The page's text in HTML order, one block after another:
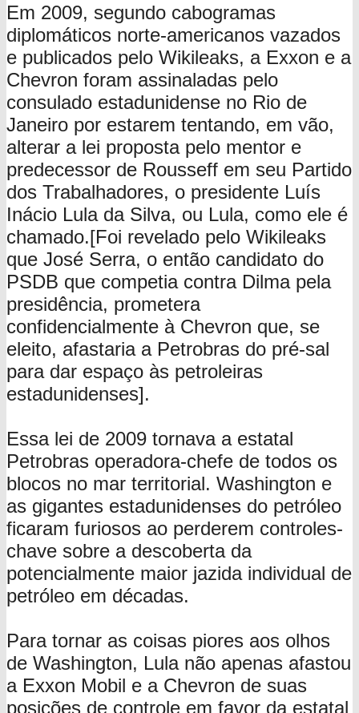
Em 2009, segundo cabogramas
diplomáticos norte-americanos vazados
e publicados pelo Wikileaks, a Exxon e a
Chevron foram assinaladas pelo
consulado estadunidense no Rio de
Janeiro por estarem tentando, em vão,
alterar a lei proposta pelo mentor e
predecessor de Rousseff em seu Partido
dos Trabalhadores, o presidente Luís
Inácio Lula da Silva, ou Lula, como ele é
chamado.[Foi revelado pelo Wikileaks
que José Serra, o então candidato do
PSDB que competia contra Dilma pela
presidência, prometera
confidencialmente à Chevron que, se
eleito, afastaria a Petrobras do pré-sal
para dar espaço às petroleiras
estadunidenses].
Essa lei de 2009 tornava a estatal
Petrobras operadora-chefe de todos os
blocos no mar territorial. Washington e
as gigantes estadunidenses do petróleo
ficaram furiosos ao perderem controles-
chave sobre a descoberta da
potencialmente maior jazida individual de
petróleo em décadas.
Para tornar as coisas piores aos olhos
de Washington, Lula não apenas afastou
a Exxon Mobil e a Chevron de suas
posições de controle em favor da estatal